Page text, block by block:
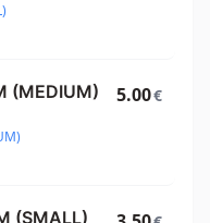
(MEDIUM) 5.00€
(SMALL)